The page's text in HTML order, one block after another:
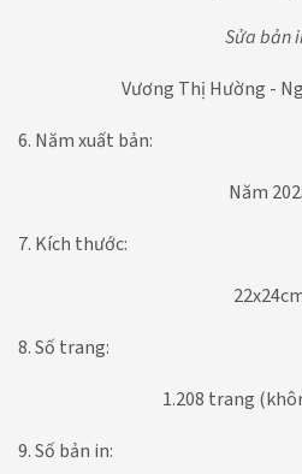
Sửa bản
Vương Thị Hường -
6. Năm xuất bản:
Năm
7. Kích thước:
8. Số trang:
1.208 trang
9. Số bản in: